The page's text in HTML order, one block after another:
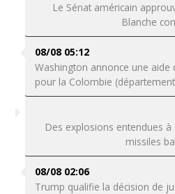
Le Sénat américain
Blanche
08/08 05:12
Washington annonce une aide
pour la Colombie
Des explosions entendues
missiles
08/08 02:06
Trump qualifie la décision de